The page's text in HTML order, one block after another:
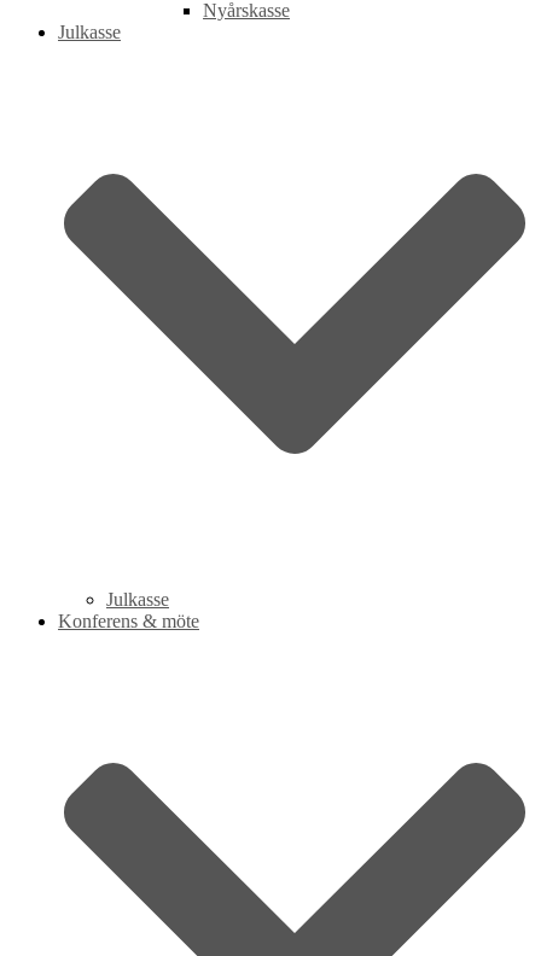
Nyårskasse
Julkasse
Julkasse
Konferens & möte